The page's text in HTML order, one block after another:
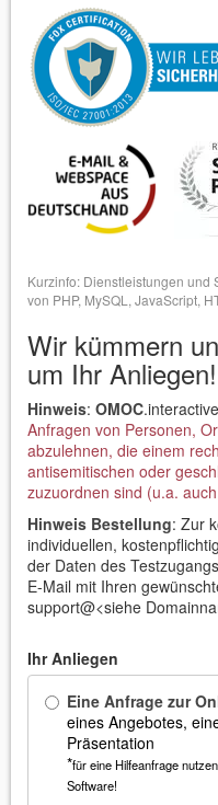
Kurzinfo: Dienstleistungen und
von PHP, MySQL, JavaScript,
Wir kümmern
um Ihr Anliegen!
Hinweis: OMOC
Anfragen von Personen,
abzulehnen, die einem
antisemitischen oder
zuzuordnen sind (u.a.
Hinweis Bestellung: Zur
individuellen,
der Daten des
E-Mail mit Ihren
support@<siehe
Ihr Anliegen
Eine Anfrage zur
eines Angebotes,
Präsentation
*für eine Hilfeanfrage
Software!